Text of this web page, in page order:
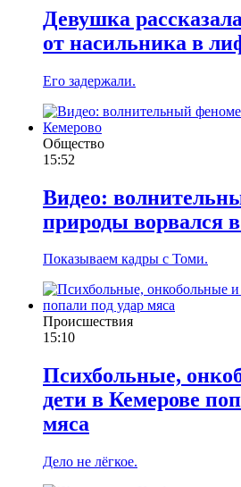
Девушка
от насильника в
Его задержали.
Общество
15:52
Видео:
природы ворвался
Показываем кадры с Томи.
Происшествия
15:10
Психбольные,
дети в Кемерове
мяса
Дело не лёгкое.